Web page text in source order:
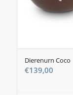
Dierenurn Coco
€139,00